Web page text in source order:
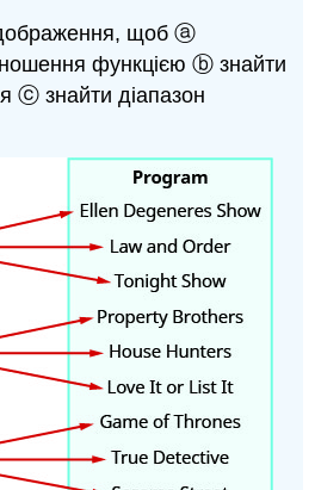
щоб ⓐ
функцією ⓑ знайти
ⓒ знайти діапазон